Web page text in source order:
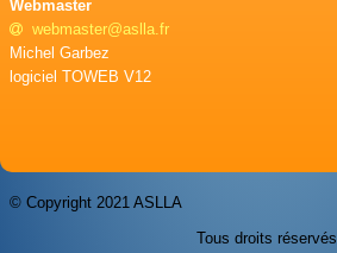
Webmaster
webmaster@aslla.fr
Michel Garbez
logiciel TOWEB V12
© Copyright 2021 ASLLA
Tous droits réservés